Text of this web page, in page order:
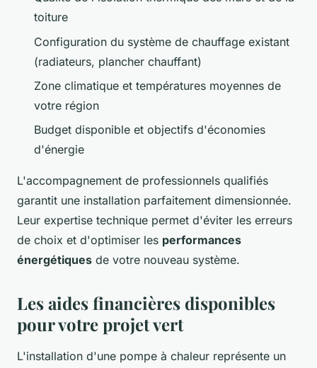
toiture
Configuration du système de chauffage existant
(radiateurs, plancher chauffant)
Zone climatique et températures moyennes de
votre région
Budget disponible et objectifs d'économies
d'énergie
L'accompagnement de professionnels qualifiés
garantit une installation parfaitement dimensionnée.
Leur expertise technique permet d'éviter les erreurs
de choix et d'optimiser les performances
énergétiques de votre nouveau système.
Les aides financières disponibles
pour votre projet vert
L'installation d'une pompe à chaleur représente un